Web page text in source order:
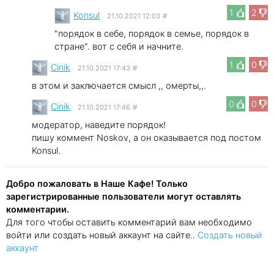
1
2
Konsul 21.10.2021 12:03 #
"порядок в себе, порядок в семье, порядок в
стране". вот с себя и начните.
1
0
Cinik 21.10.2021 17:43 #
в этом и заключается смысл ,, омерты,,.
0
0
Cinik 21.10.2021 17:46 #
модератор, наведите порядок!
пишу коммент Noskov, а он оказывается под постом
Konsul.
Добро пожаловать в Наше Кафе! Только
зарегистрированные пользователи могут оставлять
комментарии.
Для того чтобы оставить комментарий вам необходимо
войти или создать новый аккаунт на сайте.. Создать новый
аккаунт